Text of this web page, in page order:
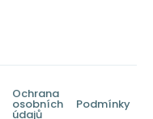
Ochrana
osobních
údajů
Podmínky